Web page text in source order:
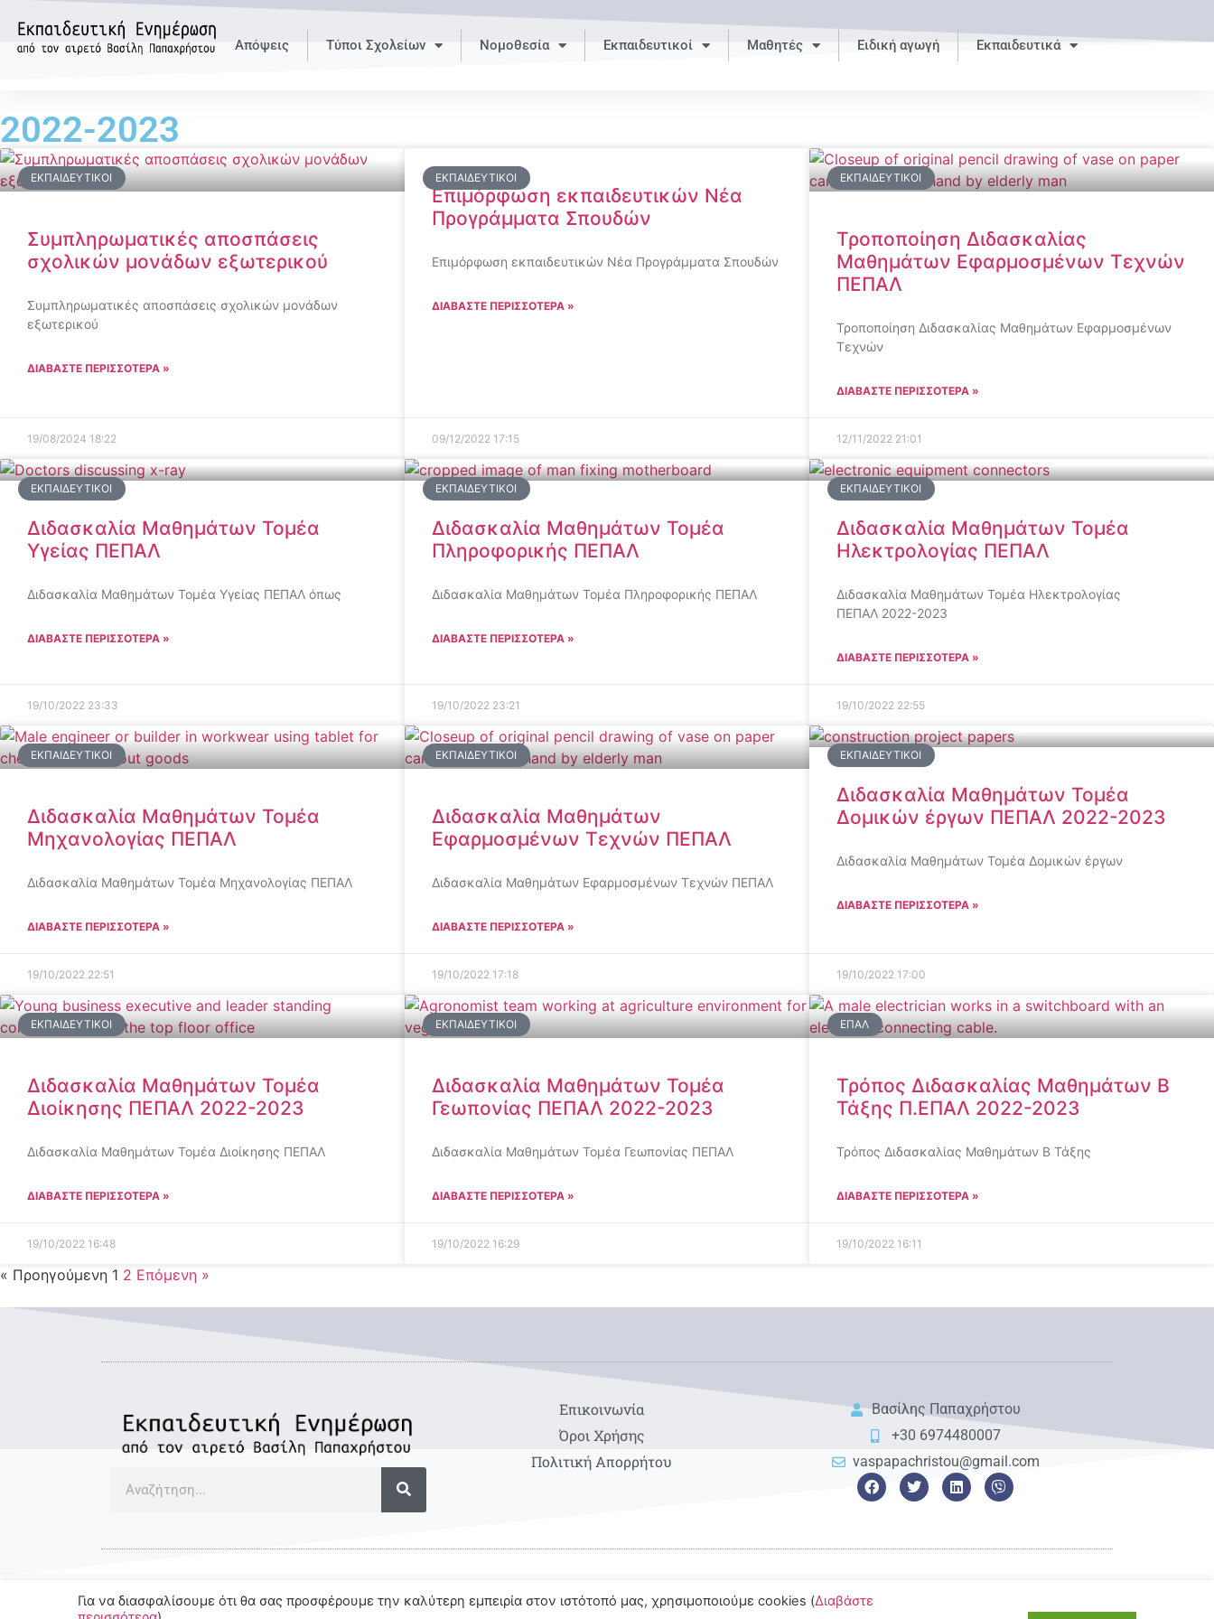
Απόψεις Τύποι Σχολείων Νομοθεσία Εκπαιδευτικοί Μαθητές Ειδική αγωγή Εκπαιδευτικά
2022-2023
ΕΚΠΑΙΔΕΥΤΙΚΟΊ
Συμπληρωματικές αποσπάσεις
σχολικών μονάδων εξωτερικού
Συμπληρωματικές αποσπάσεις σχολικών μονάδων
εξωτερικού
ΔΙΑΒΑΣΤΕ ΠΕΡΙΣΣΟΤΕΡΑ »
19/08/2024 18:22
ΕΚΠΑΙΔΕΥΤΙΚΟΊ
Επιμόρφωση εκπαιδευτικών Νέα
Προγράμματα Σπουδών
Επιμόρφωση εκπαιδευτικών Νέα Προγράμματα Σπουδών
ΔΙΑΒΑΣΤΕ ΠΕΡΙΣΣΟΤΕΡΑ »
09/12/2022 17:15
ΕΚΠΑΙΔΕΥΤΙΚΟΊ
Τροποποίηση Διδασκαλίας
Μαθημάτων Εφαρμοσμένων Τεχνών
ΠΕΠΑΛ
Τροποποίηση Διδασκαλίας Μαθημάτων Εφαρμοσμένων
Τεχνών
ΔΙΑΒΑΣΤΕ ΠΕΡΙΣΣΟΤΕΡΑ »
12/11/2022 21:01
ΕΚΠΑΙΔΕΥΤΙΚΟΊ
Διδασκαλία Μαθημάτων Τομέα
Υγείας ΠΕΠΑΛ
Διδασκαλία Μαθημάτων Τομέα Υγείας ΠΕΠΑΛ όπως
ΔΙΑΒΑΣΤΕ ΠΕΡΙΣΣΟΤΕΡΑ »
19/10/2022 23:33
ΕΚΠΑΙΔΕΥΤΙΚΟΊ
Διδασκαλία Μαθημάτων Τομέα
Πληροφορικής ΠΕΠΑΛ
Διδασκαλία Μαθημάτων Τομέα Πληροφορικής ΠΕΠΑΛ
ΔΙΑΒΑΣΤΕ ΠΕΡΙΣΣΟΤΕΡΑ »
19/10/2022 23:21
ΕΚΠΑΙΔΕΥΤΙΚΟΊ
Διδασκαλία Μαθημάτων Τομέα
Ηλεκτρολογίας ΠΕΠΑΛ
Διδασκαλία Μαθημάτων Τομέα Ηλεκτρολογίας
ΠΕΠΑΛ 2022-2023
ΔΙΑΒΑΣΤΕ ΠΕΡΙΣΣΟΤΕΡΑ »
19/10/2022 22:55
ΕΚΠΑΙΔΕΥΤΙΚΟΊ
Διδασκαλία Μαθημάτων Τομέα
Μηχανολογίας ΠΕΠΑΛ
Διδασκαλία Μαθημάτων Τομέα Μηχανολογίας ΠΕΠΑΛ
ΔΙΑΒΑΣΤΕ ΠΕΡΙΣΣΟΤΕΡΑ »
19/10/2022 22:51
ΕΚΠΑΙΔΕΥΤΙΚΟΊ
Διδασκαλία Μαθημάτων
Εφαρμοσμένων Τεχνών ΠΕΠΑΛ
Διδασκαλία Μαθημάτων Εφαρμοσμένων Τεχνών ΠΕΠΑΛ
ΔΙΑΒΑΣΤΕ ΠΕΡΙΣΣΟΤΕΡΑ »
19/10/2022 17:18
ΕΚΠΑΙΔΕΥΤΙΚΟΊ
Διδασκαλία Μαθημάτων Τομέα
Δομικών έργων ΠΕΠΑΛ 2022-2023
Διδασκαλία Μαθημάτων Τομέα Δομικών έργων
ΔΙΑΒΑΣΤΕ ΠΕΡΙΣΣΟΤΕΡΑ »
19/10/2022 17:00
ΕΚΠΑΙΔΕΥΤΙΚΟΊ
Διδασκαλία Μαθημάτων Τομέα
Διοίκησης ΠΕΠΑΛ 2022-2023
Διδασκαλία Μαθημάτων Τομέα Διοίκησης ΠΕΠΑΛ
ΔΙΑΒΑΣΤΕ ΠΕΡΙΣΣΟΤΕΡΑ »
19/10/2022 16:48
ΕΚΠΑΙΔΕΥΤΙΚΟΊ
Διδασκαλία Μαθημάτων Τομέα
Γεωπονίας ΠΕΠΑΛ 2022-2023
Διδασκαλία Μαθημάτων Τομέα Γεωπονίας ΠΕΠΑΛ
ΔΙΑΒΑΣΤΕ ΠΕΡΙΣΣΟΤΕΡΑ »
19/10/2022 16:29
ΕΠΑΛ
Τρόπος Διδασκαλίας Μαθημάτων Β
Τάξης Π.ΕΠΑΛ 2022-2023
Τρόπος Διδασκαλίας Μαθημάτων Β Τάξης
ΔΙΑΒΑΣΤΕ ΠΕΡΙΣΣΟΤΕΡΑ »
19/10/2022 16:11
« Προηγούμενη 1 2 Επόμενη »
Eπικοινωνία
Όροι Χρήσης
Πολιτική Απορρήτου
Βασίλης Παπαχρήστου
+30 6974480007
vaspapachristou@gmail.com
© 2022-2025 All rights Reserved.
Για να διασφαλίσουμε ότι θα σας προσφέρουμε την καλύτερη εμπειρία στον ιστότοπό μας, χρησιμοποιούμε cookies (Διαβάστε